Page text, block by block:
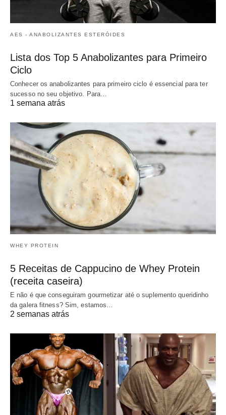
AES - ANABOLIZANTES ESTERÓIDES
Lista dos Top 5 Anabolizantes para Primeiro
Ciclo
Conhecer os anabolizantes para primeiro ciclo é essencial para ter
sucesso no seu objetivo. Para…
1 semana atrás
WHEY PROTEIN
5 Receitas de Cappucino de Whey Protein
(receita caseira)
E não é que conseguiram gourmetizar até o suplemento queridinho
da galera fitness? Sim, estamos…
2 semanas atrás